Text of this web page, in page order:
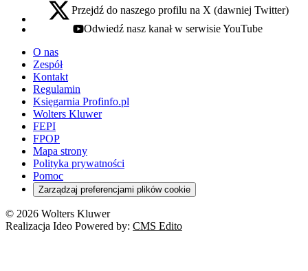
x - otwiera się w nowej karcie
Przejdź do naszego profilu na X (dawniej Twitter)
youtube - otwiera się w nowej karcie
Odwiedź nasz kanał w serwisie YouTube
O nas
Zespół
Kontakt
Regulamin
Księgarnia Profinfo.pl
Wolters Kluwer
FEPI
FPOP
Mapa strony
Polityka prywatności
Pomoc
Zarządzaj preferencjami plików cookie
© 2026 Wolters Kluwer
Realizacja Ideo Powered by: CMS Edito